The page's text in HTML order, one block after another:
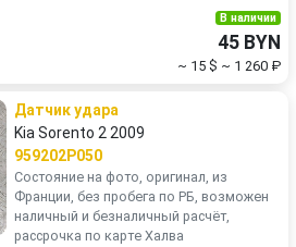
В наличии
45 BYN
~ 15 $ ~ 1 260 ₽
Датчик удара
Kia Sorento 2 2009
959202P050
Состояние на фото, оригинал, из
Франции, без пробега по РБ, возможен
наличный и безналичный расчёт,
рассрочка по карте Халва